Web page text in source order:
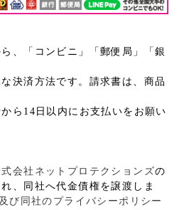
、「コンビニ」「郵便局」「銀
決済方法です。請求書は、商品
ら14日以内にお支払いをお願い
会社ネットプロテクションズの
、同社へ代金債権を譲渡しま
び同社のプライバシーポリシー